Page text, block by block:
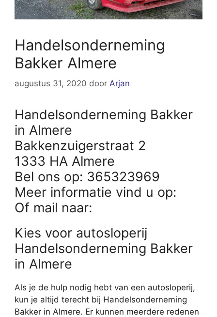
Handelsonderneming
Bakker Almere
augustus 31, 2020 door Arjan
Handelsonderneming Bakker
in Almere
Bakkenzuigerstraat 2
1333 HA Almere
Bel ons op: 365323969
Meer informatie vind u op:
Of mail naar:
Kies voor autosloperij
Handelsonderneming Bakker
in Almere
Als je de hulp nodig hebt van een autosloperij,
kun je altijd terecht bij Handelsonderneming
Bakker in Almere. Er kunnen meerdere redenen